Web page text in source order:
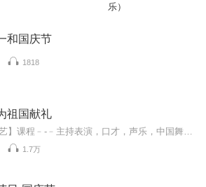
乐）
和国庆节
1818
祖国献礼
1.7万